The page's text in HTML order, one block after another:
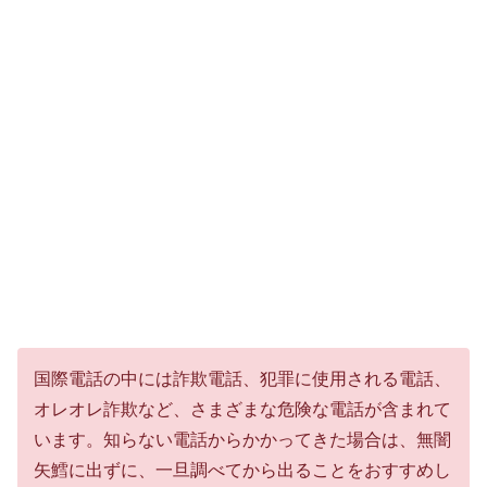
国際電話の中には詐欺電話、犯罪に使用される電話、
オレオレ詐欺など、さまざまな危険な電話が含まれて
います。知らない電話からかかってきた場合は、無闇
矢鱈に出ずに、一旦調べてから出ることをおすすめし